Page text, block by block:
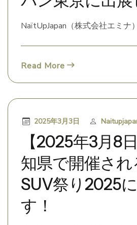
NaïtUpJapan（株式会社エミナ
Read More
【2025年3月8
知県で開催され
SUV祭り2025
す！
2025年3月3日